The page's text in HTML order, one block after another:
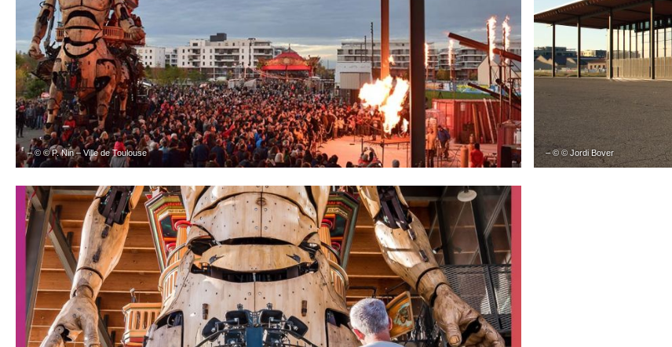
– © © P. Nin – Ville de Toulouse – © © Jordi Bover